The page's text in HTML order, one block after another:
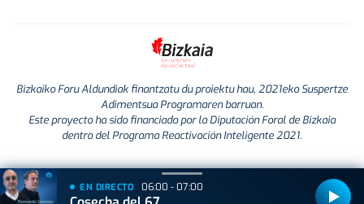
Bizkaiko Foru Aldundiak finantzatu du proiektu hau, 2021eko Suspertze
Adimentsua Programaren barruan.
Este proyecto ha sido financiado por la Diputación Foral de Bizkaia
dentro del Programa Reactivación Inteligente 2021.
EN DIRECTO 06:00 - 07:00